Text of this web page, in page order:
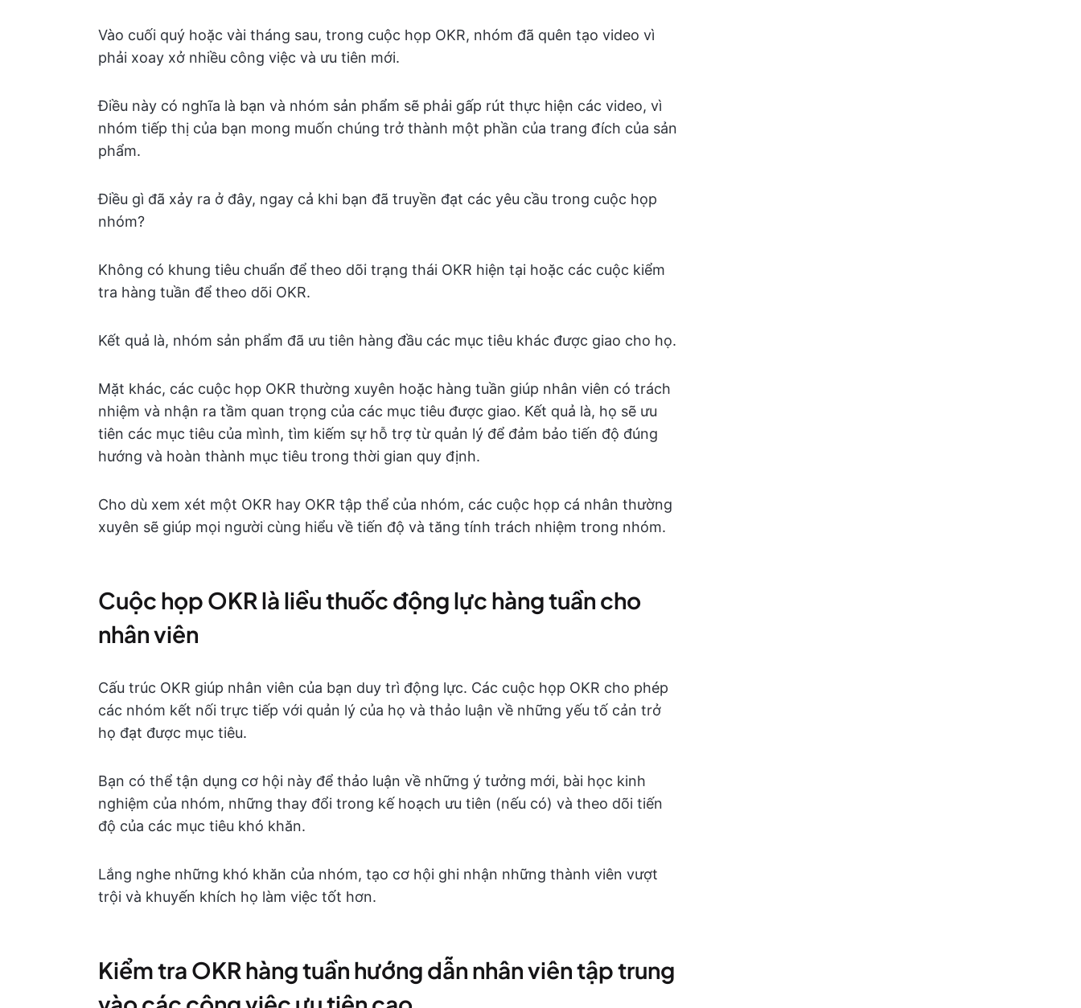
Vào cuối quý hoặc vài tháng sau, trong cuộc họp OKR, nhóm đã quên tạo video vì
phải xoay xở nhiều công việc và ưu tiên mới.
Điều này có nghĩa là bạn và nhóm sản phẩm sẽ phải gấp rút thực hiện các video, vì
nhóm tiếp thị của bạn mong muốn chúng trở thành một phần của trang đích của sản
phẩm.
Điều gì đã xảy ra ở đây, ngay cả khi bạn đã truyền đạt các yêu cầu trong cuộc họp
nhóm?
Không có khung tiêu chuẩn để theo dõi trạng thái OKR hiện tại hoặc các cuộc kiểm
tra hàng tuần để theo dõi OKR.
Kết quả là, nhóm sản phẩm đã ưu tiên hàng đầu các mục tiêu khác được giao cho họ.
Mặt khác, các cuộc họp OKR thường xuyên hoặc hàng tuần giúp nhân viên có trách
nhiệm và nhận ra tầm quan trọng của các mục tiêu được giao. Kết quả là, họ sẽ ưu
tiên các mục tiêu của mình, tìm kiếm sự hỗ trợ từ quản lý để đảm bảo tiến độ đúng
hướng và hoàn thành mục tiêu trong thời gian quy định.
Cho dù xem xét một OKR hay OKR tập thể của nhóm, các cuộc họp cá nhân thường
xuyên sẽ giúp mọi người cùng hiểu về tiến độ và tăng tính trách nhiệm trong nhóm.
Cuộc họp OKR là liều thuốc động lực hàng tuần cho
nhân viên
Cấu trúc OKR giúp nhân viên của bạn duy trì động lực. Các cuộc họp OKR cho phép
các nhóm kết nối trực tiếp với quản lý của họ và thảo luận về những yếu tố cản trở
họ đạt được mục tiêu.
Bạn có thể tận dụng cơ hội này để thảo luận về những ý tưởng mới, bài học kinh
nghiệm của nhóm, những thay đổi trong kế hoạch ưu tiên (nếu có) và theo dõi tiến
độ của các mục tiêu khó khăn.
Lắng nghe những khó khăn của nhóm, tạo cơ hội ghi nhận những thành viên vượt
trội và khuyến khích họ làm việc tốt hơn.
Kiểm tra OKR hàng tuần hướng dẫn nhân viên tập trung